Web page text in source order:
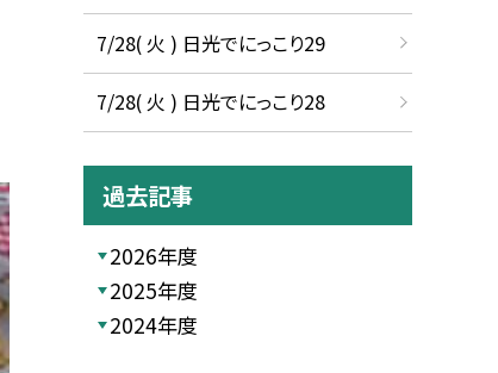
7/28( 火 ) 日光でにっこり29
7/28( 火 ) 日光でにっこり28
過去記事
2026年度
2025年度
2024年度